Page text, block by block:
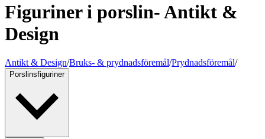
Figuriner i porslin- Antikt &
Design
Antikt & Design/Bruks- & prydnadsföremål/Prydnadsföremål/
Porslinsfiguriner